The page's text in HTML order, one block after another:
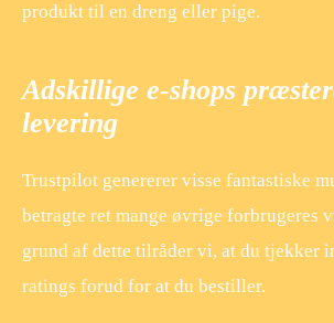
produkt til en dreng eller pige.
Adskillige e-shops
levering
Trustpilot genererer visse fantastiske
betragte ret mange øvrige forbrugeres
grund af dette tilråder vi, at du tjekker
ratings forud for at du bestiller.